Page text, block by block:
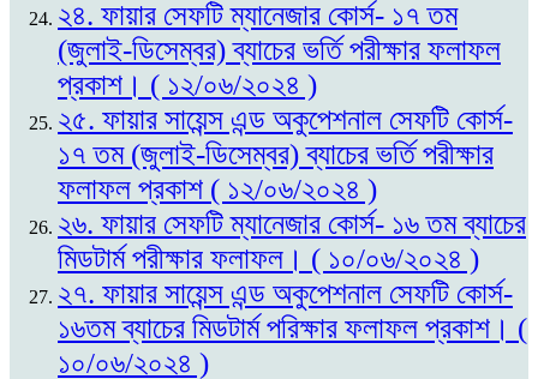
২৪. ফায়ার সেফটি ম্যানেজার কোর্স- ১৭ তম
(জুলাই-ডিসেম্বর) ব্যাচের ভর্তি পরীক্ষার ফলাফল
প্রকাশ। ( ১২/০৬/২০২৪ )
২৫. ফায়ার সায়েন্স এন্ড অকুপেশনাল সেফটি কোর্স-
১৭ তম (জুলাই-ডিসেম্বর) ব্যাচের ভর্তি পরীক্ষার
ফলাফল প্রকাশ ( ১২/০৬/২০২৪ )
২৬. ফায়ার সেফটি ম্যানেজার কোর্স- ১৬ তম ব্যাচের
মিডটার্ম পরীক্ষার ফলাফল। ( ১০/০৬/২০২৪ )
২৭. ফায়ার সায়েন্স এন্ড অকুপেশনাল সেফটি কোর্স-
১৬তম ব্যাচের মিডটার্ম পরিক্ষার ফলাফল প্রকাশ। (
১০/০৬/২০২৪ )